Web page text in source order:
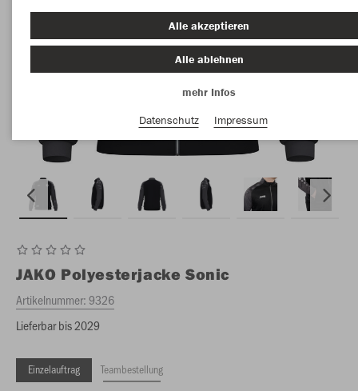
JAKO Polyesterjacke Sonic
Artikelnummer:9326
Lieferbar bis 2029
Einzelauftrag Teambestellung
Alle akzeptieren
Alle ablehnen
mehr Infos
Datenschutz
Impressum